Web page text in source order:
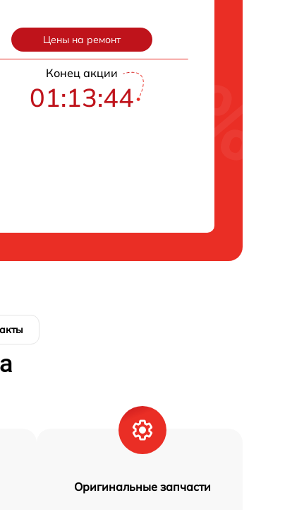
Цены на ремонт
Конец акции
01:13:43
Оригинальные запчасти